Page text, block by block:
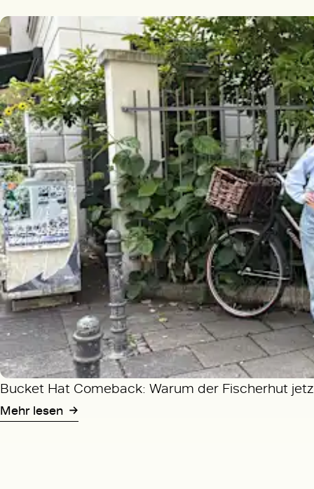
Bucket Hat Comeback: Warum der Fischerhut
Mehr lesen